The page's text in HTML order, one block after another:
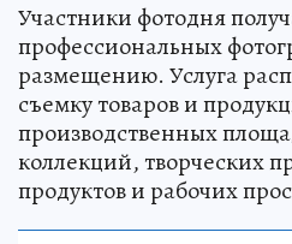
Участники фотодня
профессиональных
размещению. Услуга
съемку товаров и
производственных
коллекций, творческих
продуктов и рабочих